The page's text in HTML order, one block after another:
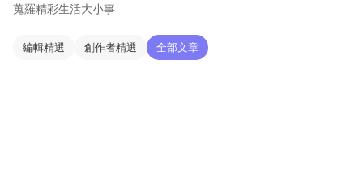
蒐羅精彩生活大小事
編輯精選 創作者精選 全部文章